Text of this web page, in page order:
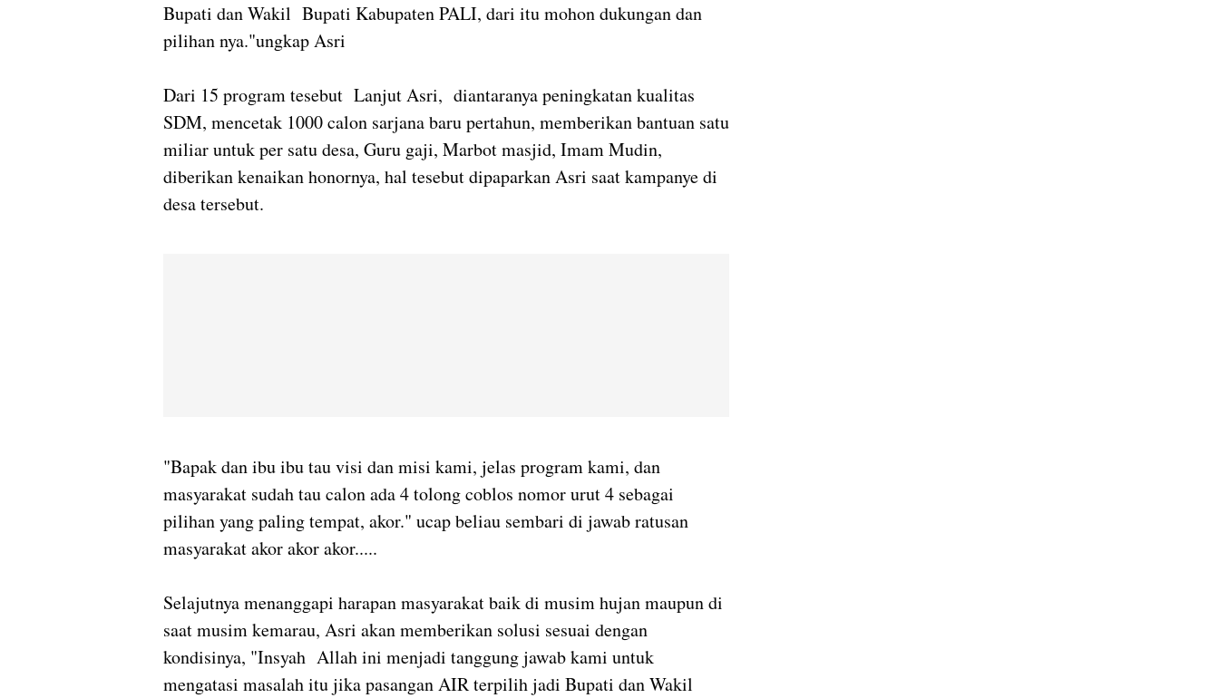
Bupati dan Wakil Bupati Kabupaten PALI, dari itu mohon dukungan dan
pilihan nya."ungkap Asri
Dari 15 program tesebut Lanjut Asri, diantaranya peningkatan kualitas
SDM, mencetak 1000 calon sarjana baru pertahun, memberikan bantuan satu
miliar untuk per satu desa, Guru gaji, Marbot masjid, Imam Mudin,
diberikan kenaikan honornya, hal tesebut dipaparkan Asri saat kampanye di
desa tersebut.
"Bapak dan ibu ibu tau visi dan misi kami, jelas program kami, dan
masyarakat sudah tau calon ada 4 tolong coblos nomor urut 4 sebagai
pilihan yang paling tempat, akor." ucap beliau sembari di jawab ratusan
masyarakat akor akor akor.....
Selajutnya menanggapi harapan masyarakat baik di musim hujan maupun di
saat musim kemarau, Asri akan memberikan solusi sesuai dengan
kondisinya, "Insyah Allah ini menjadi tanggung jawab kami untuk
mengatasi masalah itu jika pasangan AIR terpilih jadi Bupati dan Wakil